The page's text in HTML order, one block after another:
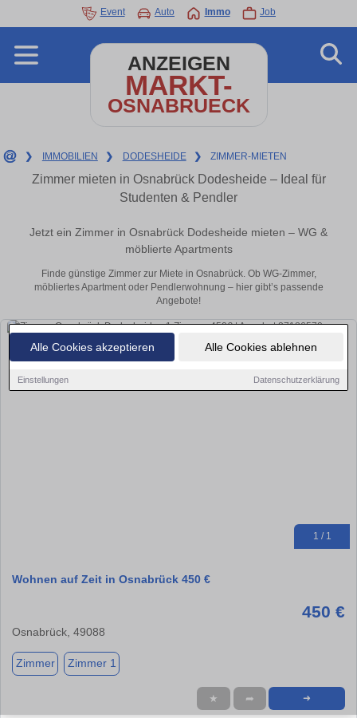
Alle Cookies akzeptieren Alle Cookies ablehnen
Einstellungen Datenschutzerklärung
Event Auto Immo Job
ANZEIGEN
MARKT-
OSNABRUECK
❯ IMMOBILIEN ❯ DODESHEIDE ❯ ZIMMER-MIETEN
Zimmer mieten in Osnabrück Dodesheide – Ideal für
Studenten & Pendler
Jetzt ein Zimmer in Osnabrück Dodesheide mieten – WG &
möblierte Apartments
Finde günstige Zimmer zur Miete in Osnabrück. Ob WG-Zimmer,
möbliertes Apartment oder Pendlerwohnung – hier gibt’s passende
Angebote!
1 / 1
Wohnen auf Zeit in Osnabrück 450 €
450 €
Osnabrück, 49088
Zimmer Zimmer 1
★ ➦ ➜